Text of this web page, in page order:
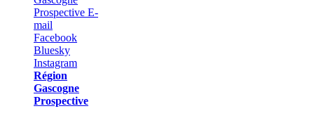
Région
Gascogne
Prospective